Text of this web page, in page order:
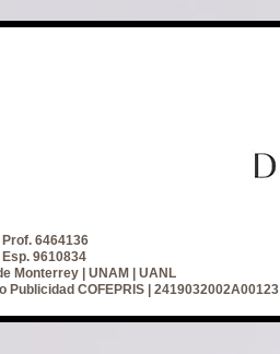
Prof. 6464136
Esp. 9610834
Monterrey | UNAM | UANL
Publicidad COFEPRIS | 2419032002A00123